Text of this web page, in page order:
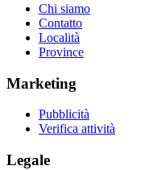
Chi siamo
Contatto
Località
Province
Marketing
Pubblicità
Verifica attività
Legale